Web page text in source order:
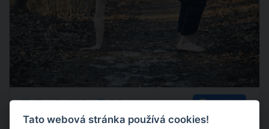
67 2093 5. 8. Sdílet
Tato webová stránka používá cookies!